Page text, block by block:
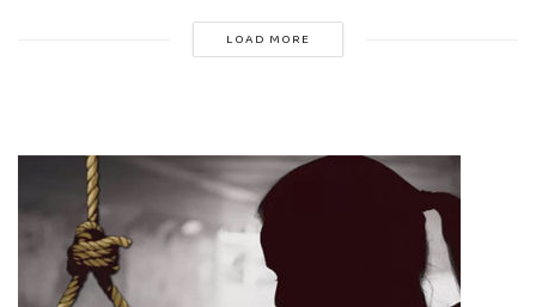
LOAD MORE